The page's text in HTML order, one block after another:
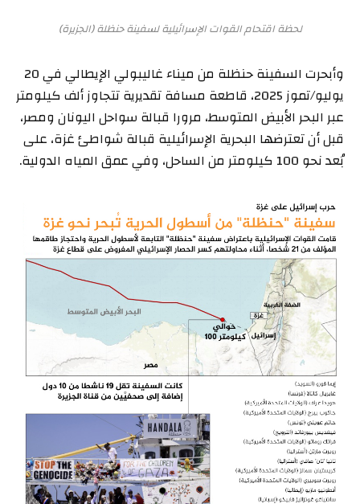
لحظة اقتحام القوات الإسرائيلية لسفينة حنظلة (الجزيرة)
وأبحرت السفينة حنظلة من ميناء غاليبولي الإيطالي في 20
يوليو/تموز 2025، قاطعة مسافة تقديرية تتجاوز ألف كيلومتر
عبر البحر الأبيض المتوسط، مرورا قبالة سواحل اليونان ومصر،
قبل أن تعترضها البحرية الإسرائيلية قبالة شواطئ غزة، على
بُعد نحو 100 كيلومتر من الساحل، وفي عمق المياه الدولية.